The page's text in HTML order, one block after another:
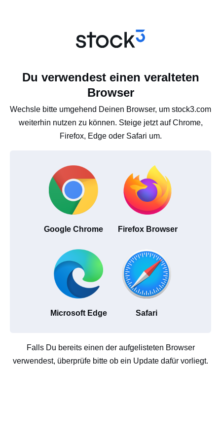
Du verwendest einen veralteten
Browser
Wechsle bitte umgehend Deinen Browser, um stock3.com
weiterhin nutzen zu können. Steige jetzt auf Chrome,
Firefox, Edge oder Safari um.
Google Chrome Firefox Browser
Microsoft Edge Safari
Falls Du bereits einen der aufgelisteten Browser
verwendest, überprüfe bitte ob ein Update dafür vorliegt.